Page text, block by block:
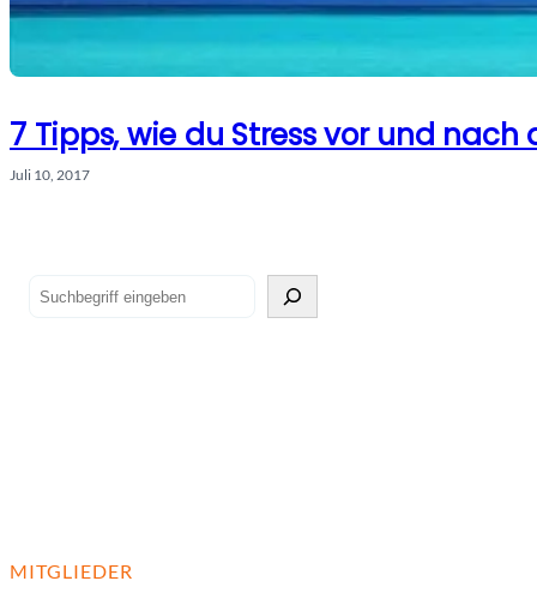
7 Tipps, wie du Stress vor und
Juli 10, 2017
Suchen
MITGLIEDER